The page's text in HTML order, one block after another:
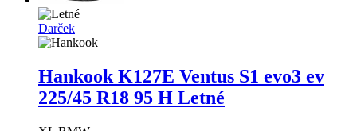
Darček
Hankook K127E Ventus S1 evo3 ev
225/45 R18 95 H Letné